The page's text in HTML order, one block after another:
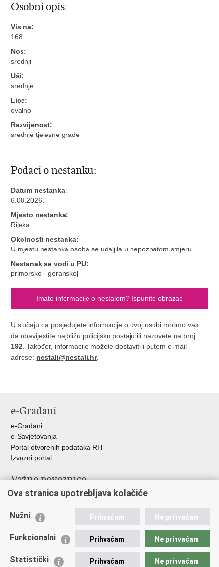
Osobni opis:
Visina:
168
Nos:
srednji
Uši:
srednje
Lice:
ovalno
Razvijenost:
srednje tjelesne građe
Podaci o nestanku:
Datum nestanka:
6.08.2026.
Mjesto nestanka:
Rijeka
Okolnosti nestanka:
U mjestu nestanka osoba se udaljila u nepoznatom smjeru
Nestanak se vodi u PU:
primorsko - goranskoj
Imate informacije o nestalom? Ispunite obrazac
U slučaju da posjedujete informacije o ovoj osobi molimo vas
da obavijestite najbližu policijsku postaju ili nazovete na broj
192. Također, informacije možete dostaviti i putem e-mail
adrese: nestali@nestali.hr.
e-Građani
e-Građani
e-Savjetovanja
Portal otvorenih podataka RH
Izvozni portal
Važne poveznice
Ministarstvo unutarnjih poslova RH
Nestale osobe u Domovinskom ratu (Ministarstvo hrvatskih
Ministarstvo znanosti i obrazovanja
Ova stranica upotrebljava kolačiće
Nužni Prihvaćam Ne prihvaćam
Funkcionalni Prihvaćam Ne prihvaćam
Statistički Prihvaćam Ne prihvaćam